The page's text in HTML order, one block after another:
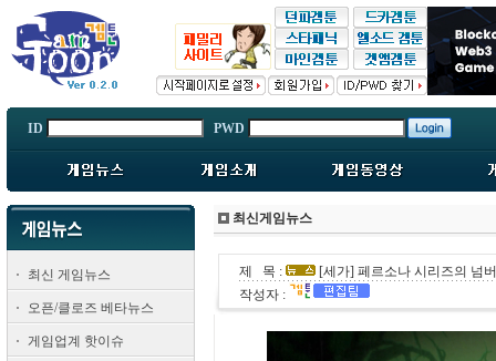
ID PWD
최신 게임뉴스
오픈/클로즈 베타뉴스
게임업계 핫이슈
최신게임뉴스
제 목 :
[세가] 페르소나 시리즈의 넘
작성자 :